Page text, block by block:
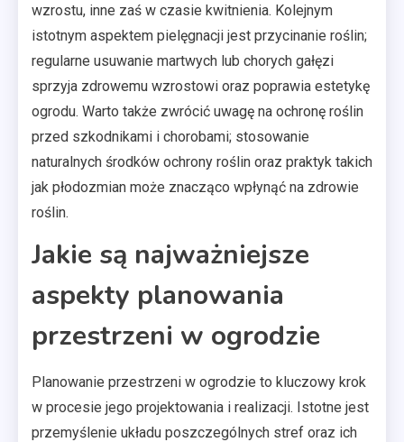
wzrostu, inne zaś w czasie kwitnienia. Kolejnym
istotnym aspektem pielęgnacji jest przycinanie roślin;
regularne usuwanie martwych lub chorych gałęzi
sprzyja zdrowemu wzrostowi oraz poprawia estetykę
ogrodu. Warto także zwrócić uwagę na ochronę roślin
przed szkodnikami i chorobami; stosowanie
naturalnych środków ochrony roślin oraz praktyk takich
jak płodozmian może znacząco wpłynąć na zdrowie
roślin.
Jakie są najważniejsze
aspekty planowania
przestrzeni w ogrodzie
Planowanie przestrzeni w ogrodzie to kluczowy krok
w procesie jego projektowania i realizacji. Istotne jest
przemyślenie układu poszczególnych stref oraz ich